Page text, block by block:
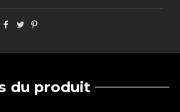
du produit